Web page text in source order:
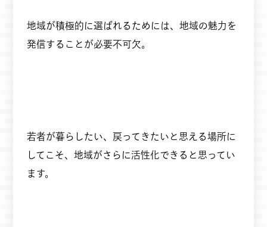
地域が積極的に選ばれるためには、地域の魅力を
発信することが必要不可欠。
若者が暮らしたい、戻ってきたいと思える場所に
してこそ、地域がさらに活性化できると思ってい
ます。